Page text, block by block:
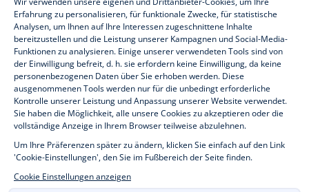
Baby- und Kindermode vom Feinsten für Mädchen und Jungen: Auf der
Jacadi Paris Webseite finden Sie eine vielfältige Auswahl an
Kinderbekleidung und Kinderschuhen, die sich durch zeitlose Eleganz
auszeichnen. Entdecken Sie beispielsweise unsere Kollektionen an
Bodys, Blusen, Stramplern, Kleidern und vieles andere mehr fürBabys
T-Shirts, Pullover, Shorts fürKleinkinderund Hosen, Socken und
Accessoires fürKinderim Alter zwischen 1 Monat und 12 Jahren. Für die
Festtage zum Jahresende versorgt Sie Jacadi ebenfalls mit
weihnachtlichenGeschenkideen für Kinder . ZumSale bietet Ihnen Jacadi
Baby- und Kinderkleidung, Schuhe und Accessoires zu reduzierten
Preisen. Melden Sie sich unserem Jacadi Treueprogramm an, um von
unserenPrivate Sale zu profitieren. Entdecken Sie die Kollektion Jacadi
Anlässlich der AktionRunde Preisezahlen Sie wie der Name bereits
verrät, ausschließlich runde Angebotsbeträge. Jacadi bietet
Baby- und Kindermäntel
an, um während den kalten Herbst- und
Wintertagen im Warmen zu bleiben. In der Rubrik